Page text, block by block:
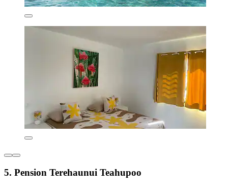
5. Pension Terehaunui Teahupoo